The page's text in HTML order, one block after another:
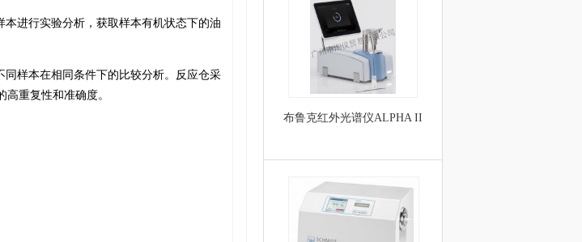
进行实验分析，获取样本有机状态下的油
样本在相同条件下的比较分析。反应仓采
重复性和准确度。
布鲁克红外光谱仪ALPHA II